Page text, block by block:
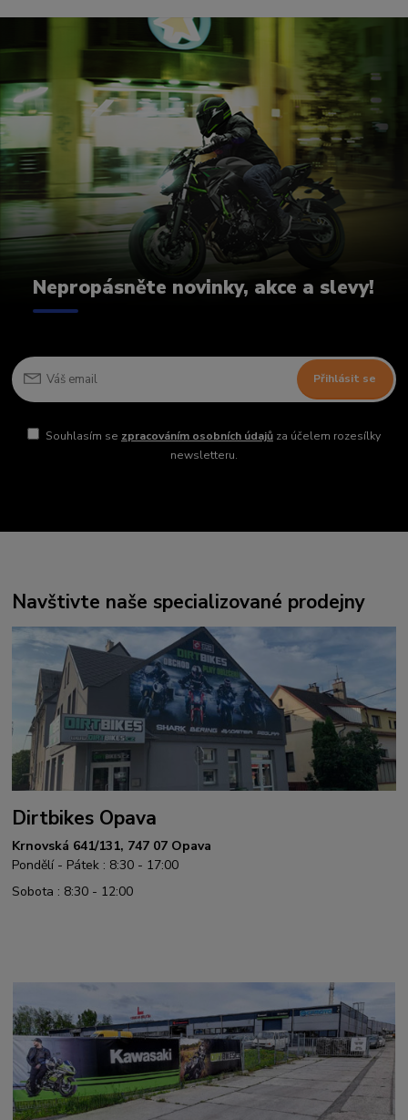
Nepropásněte novinky, akce a slevy!
Přihlásit se
Souhlasím se zpracováním osobních údajůza účelem rozesílky
newsletteru.
Navštivte naše specializované prodejny
Dirtbikes Opava
Krnovská 641/131, 747 07 Opava
Pondělí - Pátek : 8:30 - 17:00
Sobota : 8:30 - 12:00